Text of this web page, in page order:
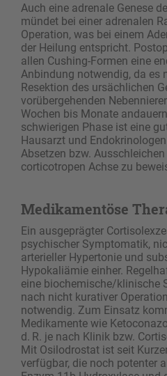
Auch eine adrenale Genese
mündet bei einer adrenalen
Operation, was bei einem
der Heilung entspricht.
allen Cushing-Formen eine
Anbindung notwendig, da es
Resektion des ursächlichen
vorübergehenden
Wochen bis Monate
schwierigen Phase ist eine
Hausarzt und
Absetzen bzw.
corticotropen Achse zu
Medikamentöse
Ein ausgeprägter
psychischer Symptomatik,
arterieller Hypertonie und
Hypokaliämie einher.
eine biochemische/klinische
nach nicht kurativer
notwendig. Zum Einsatz
Medikamente wie
d. R. je nach Klinik bzw.
Mit Osilodrostat ist seit
verfügbar, die noch potenter